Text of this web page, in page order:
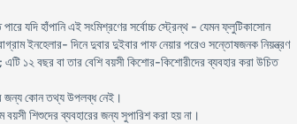
যদি হাঁপানি এই সংমিশ্রণের সর্বোচ্চ স্ট্রেন্থ - যেমন ফ্লুটিকাসোন
ইনহেলার- দিনে দুবার দুইবার পাফ নেয়ার পরেও সন্তোষজনক নিয়ন্ত্রণ
১২ বছর বা তার বেশি বয়সী কিশোর-কিশোরীদের ব্যবহার করা উচিত
জন্য কোন তথ্য উপলব্ধ নেই।
শিশুদের ব্যবহারের জন্য সুপারিশ করা হয় না।